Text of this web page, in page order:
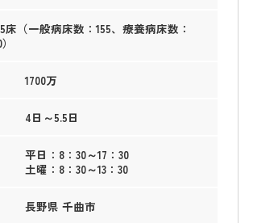
床（一般病床数：155、療養病床数：
1700万
4日～5.5日
平日：8：30～17：30
土曜：8：30～13：30
長野県 千曲市